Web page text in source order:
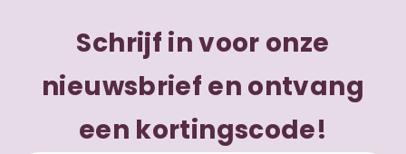
Schrijf in voor onze
nieuwsbrief en ontvang
een kortingscode!